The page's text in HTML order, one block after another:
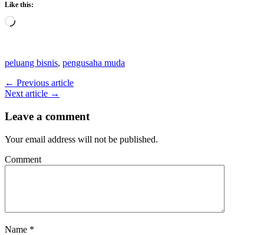
Like this:
Loading…
peluang bisnis, pengusaha muda
← Previous article
Next article →
Leave a comment
Your email address will not be published.
Comment
Name *